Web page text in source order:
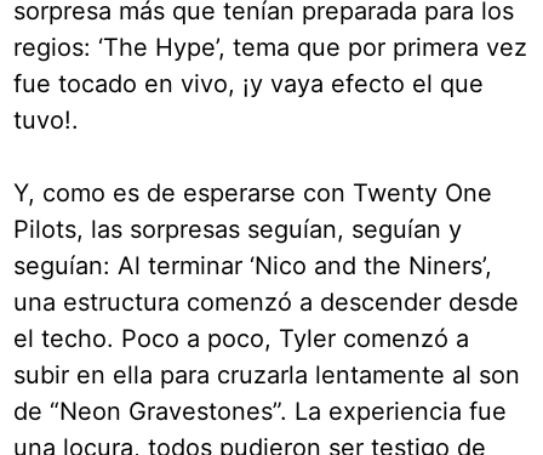
sorpresa más que tenían preparada para los
regios: ‘The Hype’, tema que por primera vez
fue tocado en vivo, ¡y vaya efecto el que
tuvo!.
Y, como es de esperarse con Twenty One
Pilots, las sorpresas seguían, seguían y
seguían: Al terminar ‘Nico and the Niners’,
una estructura comenzó a descender desde
el techo. Poco a poco, Tyler comenzó a
subir en ella para cruzarla lentamente al son
de “Neon Gravestones”. La experiencia fue
una locura, todos pudieron ser testigo de